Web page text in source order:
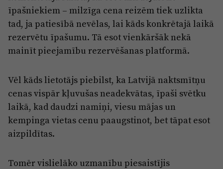
īpašniekiem – milzīga cena reizēm tiek uzlikta
tad, ja patiesībā nevēlas, lai kāds konkrētajā laikā
rezervētu īpašumu. Tā esot vienkāršāk nekā
mainīt pieejamību rezervēšanas platformā.
Vēl kāds lietotājs piebilst, ka Latvijā naktsmītņu
cenas vispār kļuvušas neadekvātas, īpaši svētku
laikā, kad daudzi namiņi, viesu mājas un
kempinga vietas cenu paaugstinot, bet tāpat esot
aizpildītas.
Tomēr vislielāko uzmanību piesaistījis